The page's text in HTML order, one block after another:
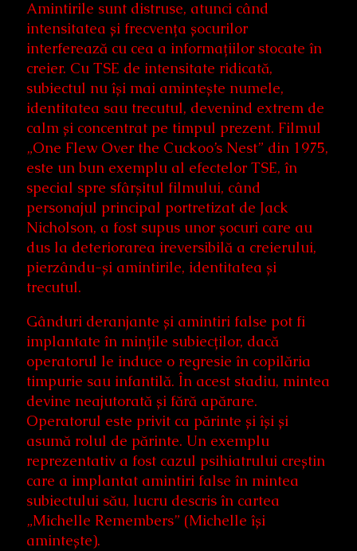
Amintirile sunt distruse, atunci când
intensitatea și frecvența șocurilor
interferează cu cea a informațiilor stocate în
creier. Cu TSE de intensitate ridicată,
subiectul nu își mai amintește numele,
identitatea sau trecutul, devenind extrem de
calm și concentrat pe timpul prezent. Filmul
„One Flew Over the Cuckoo’s Nest” din 1975,
este un bun exemplu al efectelor TSE, în
special spre sfârșitul filmului, când
personajul principal portretizat de Jack
Nicholson, a fost supus unor șocuri care au
dus la deteriorarea ireversibilă a creierului,
pierzându-și amintirile, identitatea și
trecutul.
Gânduri deranjante și amintiri false pot fi
implantate în mințile subiecților, dacă
operatorul le induce o regresie în copilăria
timpurie sau infantilă. În acest stadiu, mintea
devine neajutorată și fără apărare.
Operatorul este privit ca părinte și își și
asumă rolul de părinte. Un exemplu
reprezentativ a fost cazul psihiatrului creștin
care a implantat amintiri false în mintea
subiectului său, lucru descris în cartea
„Michelle Remembers” (Michelle își
amintește).